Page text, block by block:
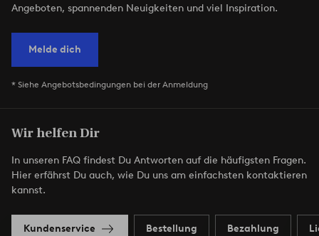
Angeboten, spannenden Neuigkeiten und viel Inspiration.
Melde dich
* Siehe Angebotsbedingungen bei der Anmeldung
Wir helfen Dir
In unseren FAQ findest Du Antworten auf die häufigsten Fragen.
Hier erfährst Du auch, wie Du uns am einfachsten kontaktieren
kannst.
Kundenservice Bestellung Bezahlung